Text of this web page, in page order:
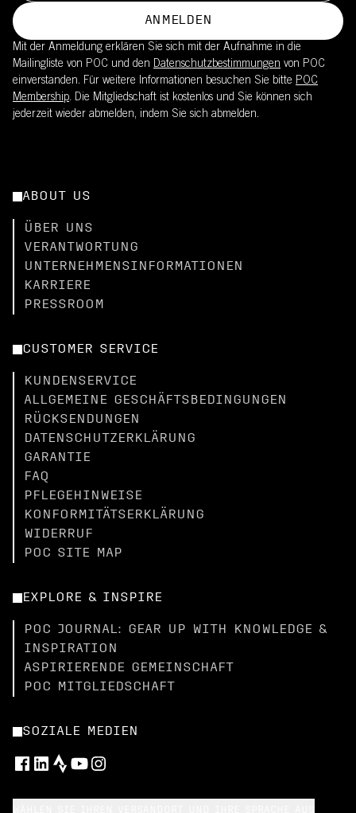
ANMELDEN
Mit der Anmeldung erklären Sie sich mit der Aufnahme in die
Mailingliste von POC und den Datenschutzbestimmungen von POC
einverstanden. Für weitere Informationen besuchen Sie bitte POC
Membership. Die Mitgliedschaft ist kostenlos und Sie können sich
jederzeit wieder abmelden, indem Sie sich abmelden.
ABOUT US
ÜBER UNS
VERANTWORTUNG
UNTERNEHMENSINFORMATIONEN
KARRIERE
PRESSROOM
CUSTOMER SERVICE
KUNDENSERVICE
ALLGEMEINE GESCHÄFTSBEDINGUNGEN
RÜCKSENDUNGEN
DATENSCHUTZERKLÄRUNG
GARANTIE
FAQ
PFLEGEHINWEISE
KONFORMITÄTSERKLÄRUNG
WIDERRUF
POC SITE MAP
EXPLORE & INSPIRE
POC JOURNAL: GEAR UP WITH KNOWLEDGE &
INSPIRATION
ASPIRIERENDE GEMEINSCHAFT
POC MITGLIEDSCHAFT
SOZIALE MEDIEN